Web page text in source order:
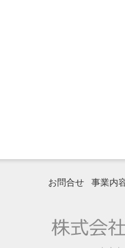
お問合せ 事業内